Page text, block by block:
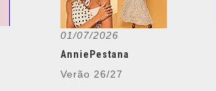
01/07/2026
AnniePestana
Verão 26/27